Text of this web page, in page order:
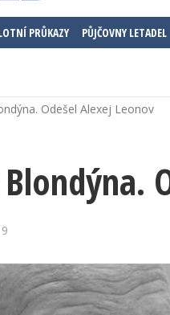
PRŮKAZY PŮJČOVNY LETADEL
Odešel Alexej Leonov